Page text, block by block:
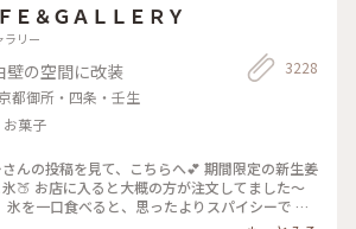
＆ＧＡＬＬＥＲＹ
ラリー
壁の空間に改装
都御所・四条・壬生
菓子
3228
んの投稿を見て、こちらへ💕 期間限定の新生姜
🍑 お店に入ると大概の方が注文してました〜
氷を一口食べると、思ったよりスパイシーで 生
っぱい広がります🥰 氷で生姜…はじめて…！